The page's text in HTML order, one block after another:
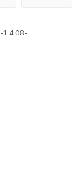
1.4 08-